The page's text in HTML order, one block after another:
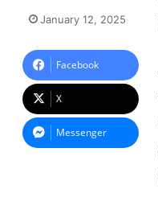
e
a
n
e
m
a
i
January 12, 2025
Facebook
X
Messenger